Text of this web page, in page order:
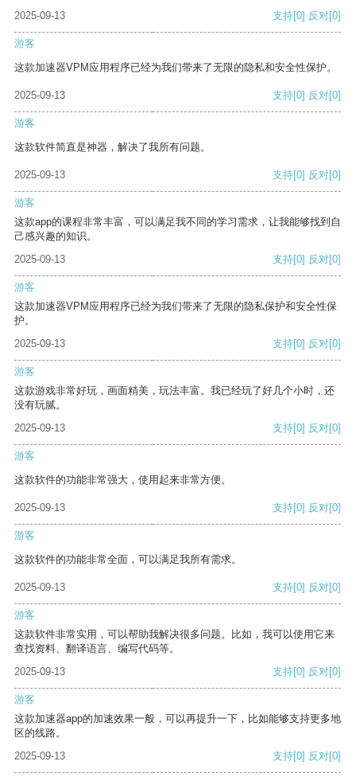
2025-09-13
支持[0] 反对[0]
游客
这款加速器VPM应用程序已经为我们带来了无限的隐私和安全性保护。
2025-09-13 支持[0] 反对[0]
游客
这款软件简直是神器，解决了我所有问题。
2025-09-13 支持[0] 反对[0]
游客
这款app的课程非常丰富，可以满足我不同的学习需求，让我能够找到自
己感兴趣的知识。
2025-09-13
支持[0] 反对[0]
游客
这款加速器VPM应用程序已经为我们带来了无限的隐私保护和安全性保
护。
2025-09-13
支持[0] 反对[0]
游客
这款游戏非常好玩，画面精美，玩法丰富。我已经玩了好几个小时，还
没有玩腻。
2025-09-13
支持[0] 反对[0]
游客
这款软件的功能非常强大，使用起来非常方便。
2025-09-13 支持[0] 反对[0]
游客
这款软件的功能非常全面，可以满足我所有需求。
2025-09-13 支持[0] 反对[0]
游客
这款软件非常实用，可以帮助我解决很多问题。比如，我可以使用它来
查找资料、翻译语言、编写代码等。
2025-09-13
支持[0] 反对[0]
游客
这款加速器app的加速效果一般，可以再提升一下，比如能够支持更多地
区的线路。
2025-09-13
支持[0] 反对[0]